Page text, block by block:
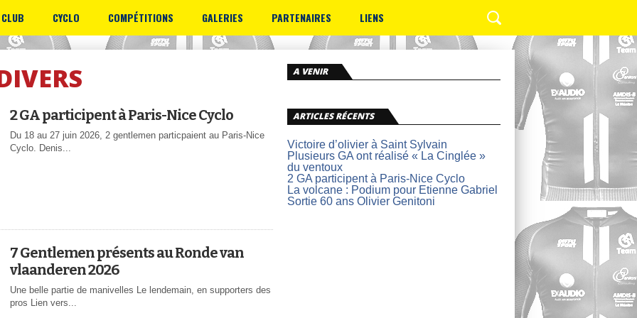
CYCLO COMPÉTITIONS GALERIES PARTENAIRES LIENS
2 GA participent à Paris-Nice Cyclo
Du 18 au 27 juin 2026, 2 gentlemen particpaient au Paris-Nice
Cyclo. Denis...
7 Gentlemen présents au Ronde van
vlaanderen 2026
Une belle partie de manivelles Le lendemain, en supporters des
pros Lien vers...
A VENIR
ARTICLES RÉCENTS
Victoire d’olivier à Saint Sylvain
Plusieurs GA ont réalisé « La Cinglée »
du ventoux
2 GA participent à Paris-Nice Cyclo
La volcane : Podium pour Etienne Gabriel
Sortie 60 ans Olivier Genitoni